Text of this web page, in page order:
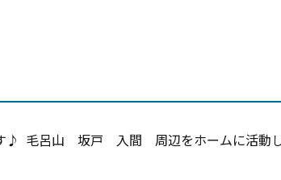
♪ 毛呂山 坂戸 入間 周辺をホームに活動